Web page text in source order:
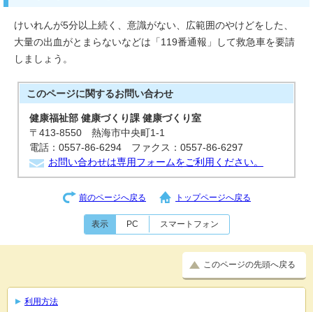
けいれんが5分以上続く、意識がない、広範囲のやけどをした、
大量の出血がとまらないなどは「119番通報」して救急車を要請
しましょう。
このページに関するお問い合わせ
健康福祉部 健康づくり課 健康づくり室
〒413-8550 熱海市中央町1-1
電話：0557-86-6294 ファクス：0557-86-6297
お問い合わせは専用フォームをご利用ください。
前のページへ戻る トップページへ戻る
表示 PC スマートフォン
このページの先頭へ戻る
利用方法